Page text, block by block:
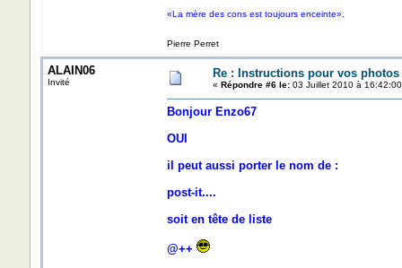
«La mère des cons est toujours enceinte».
Pierre Perret
ALAIN06
Invité
Re : Instructions pour vos photos
« Répondre #6 le:03 Juillet 2010 à
Bonjour Enzo67
OUI
il peut aussi porter le nom de :
post-it....
soit en tête de liste
@++